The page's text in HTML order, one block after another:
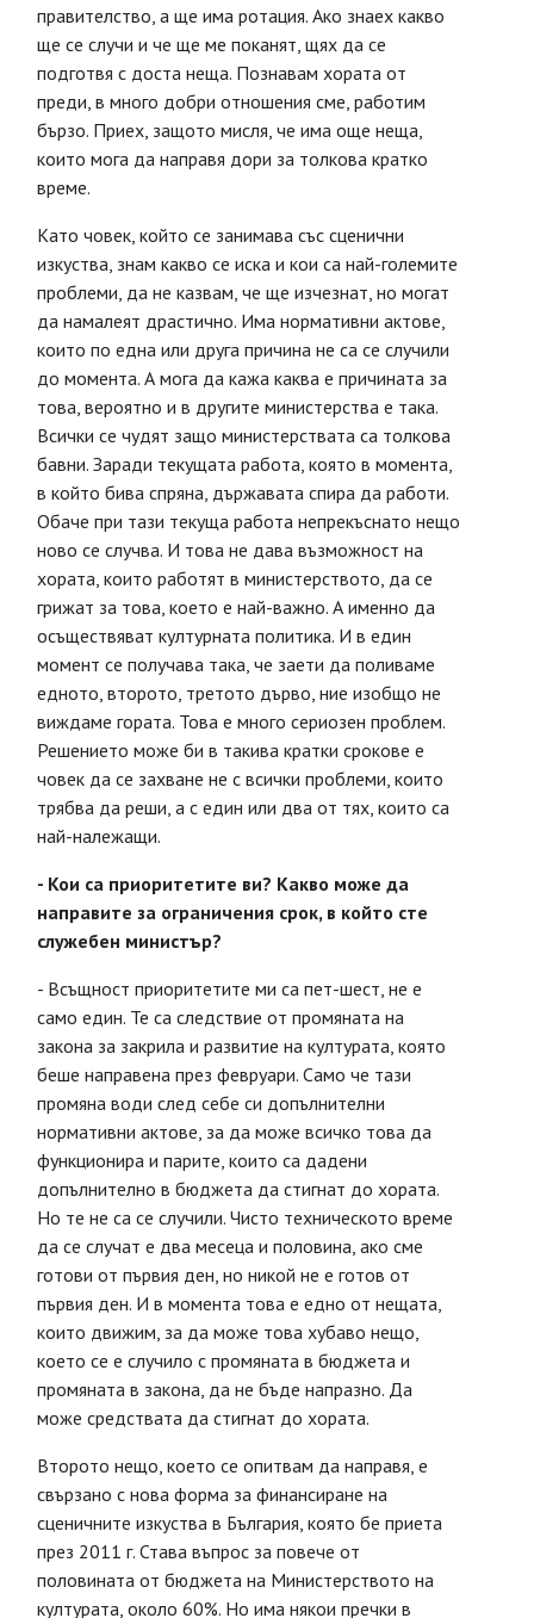
правителство, а ще има ротация. Ако знаех какво
ще се случи и че ще ме поканят, щях да се
подготвя с доста неща. Познавам хората от
преди, в много добри отношения сме, работим
бързо. Приех, защото мисля, че има още неща,
които мога да направя дори за толкова кратко
време.
Като човек, който се занимава със сценични
изкуства, знам какво се иска и кои са най-големите
проблеми, да не казвам, че ще изчезнат, но могат
да намалеят драстично. Има нормативни актове,
които по една или друга причина не са се случили
до момента. А мога да кажа каква е причината за
това, вероятно и в другите министерства е така.
Всички се чудят защо министерствата са толкова
бавни. Заради текущата работа, която в момента,
в който бива спряна, държавата спира да работи.
Обаче при тази текуща работа непрекъснато нещо
ново се случва. И това не дава възможност на
хората, които работят в министерството, да се
грижат за това, което е най-важно. А именно да
осъществяват културната политика. И в един
момент се получава така, че заети да поливаме
едното, второто, третото дърво, ние изобщо не
виждаме гората. Това е много сериозен проблем.
Решението може би в такива кратки срокове е
човек да се захване не с всички проблеми, които
трябва да реши, а с един или два от тях, които са
най-належащи.
- Кои са приоритетите ви? Какво може да
направите за ограничения срок, в който сте
служебен министър?
- Всъщност приоритетите ми са пет-шест, не е
само един. Те са следствие от промяната на
закона за закрила и развитие на културата, която
беше направена през февруари. Само че тази
промяна води след себе си допълнителни
нормативни актове, за да може всичко това да
функционира и парите, които са дадени
допълнително в бюджета да стигнат до хората.
Но те не са се случили. Чисто техническото време
да се случат е два месеца и половина, ако сме
готови от първия ден, но никой не е готов от
първия ден. И в момента това е едно от нещата,
които движим, за да може това хубаво нещо,
което се е случило с промяната в бюджета и
промяната в закона, да не бъде напразно. Да
може средствата да стигнат до хората.
Второто нещо, което се опитвам да направя, е
свързано с нова форма за финансиране на
сценичните изкуства в България, която бе приета
през 2011 г. Става въпрос за повече от
половината от бюджета на Министерството на
културата, около 60%. Но има някои пречки в